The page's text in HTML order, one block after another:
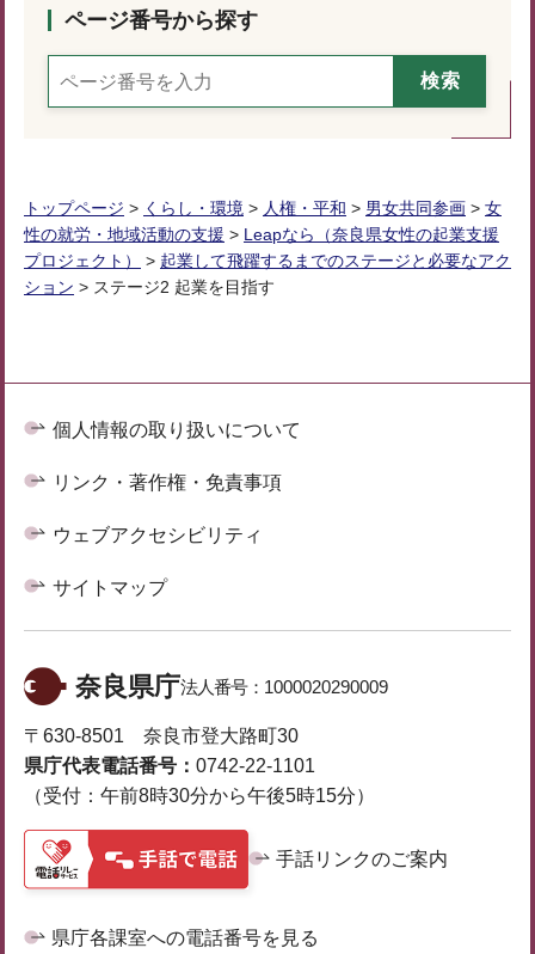
ページ番号から探す
トップページ > くらし・環境 > 人権・平和 > 男女共同参画 > 女
性の就労・地域活動の支援 > Leapなら（奈良県女性の起業支援
プロジェクト）
> 起業して飛躍するまでのステージと必要なアク
ション > ステージ2 起業を目指す
個人情報の取り扱いについて
リンク・著作権・免責事項
ウェブアクセシビリティ
サイトマップ
奈良県庁法人番号： 1000020290009
〒630-8501 奈良市登大路町30
県庁代表電話番号： 0742-22-1101
（受付：午前8時30分から午後5時15分）
手話リンクのご案内
県庁各課室への電話番号を見る